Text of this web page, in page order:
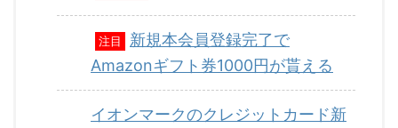
注目
新規本会員登録完了で
Amazonギフト券1000円が貰える
イオンマークのクレジットカード新